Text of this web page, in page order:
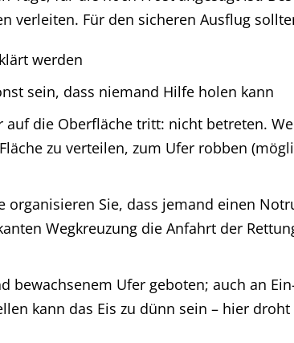
verleiten. Für den sicheren Ausflug
werden
sein, dass niemand Hilfe holen kann
die Oberfläche tritt: nicht betreten.
zu verteilen, zum Ufer robben
Sie, dass jemand einen
Wegkreuzung die Anfahrt der
bewachsenem Ufer geboten; auch an
kann das Eis zu dünn sein – hier droht